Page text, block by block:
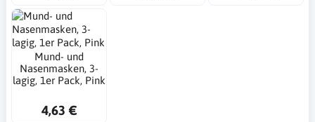
Mund- und
Nasenmasken, 3-
lagig, 1er Pack, Pink
4,63 €